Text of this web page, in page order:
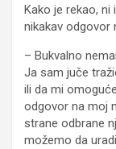
Kako je rekao, ni
nikakav odgovor
– Bukvalno
Јa sam juče
ili da mi
odgovor na moj
strane odbrane
možemo da